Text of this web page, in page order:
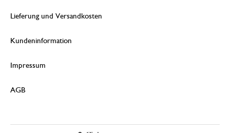
Lieferung und Versandkosten
Kundeninformation
Impressum
AGB